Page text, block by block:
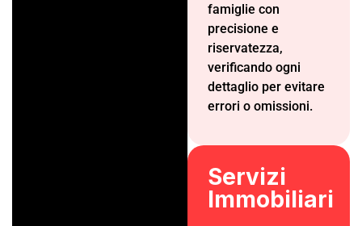
famiglie con
precisione e
riservatezza,
verificando ogni
dettaglio per evitare
errori o omissioni.
Servizi
Immobiliari